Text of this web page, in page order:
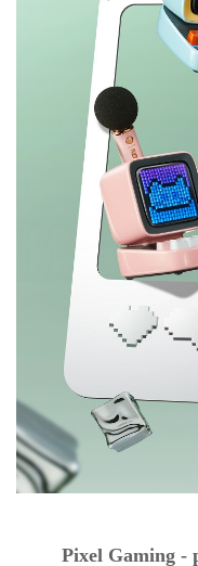
Pixel Gaming -